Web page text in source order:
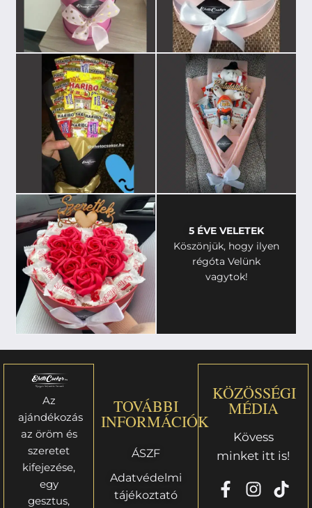
5 ÉVE VELETEK
Köszönjük, hogy ilyen
régóta Velünk
vagytok!
Az
ajándékozás
az öröm és
szeretet
kifejezése,
egy
gesztus,
TOVÁBBI
INFORMÁCIÓK
ÁSZF
Adatvédelmi
tájékoztató
KÖZÖSSÉGI
MÉDIA
Kövess
minket itt is!